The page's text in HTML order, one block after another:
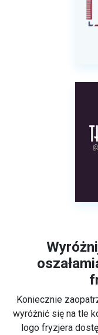
Koniecznie
wyróżnić się na tle
logo fryzjera